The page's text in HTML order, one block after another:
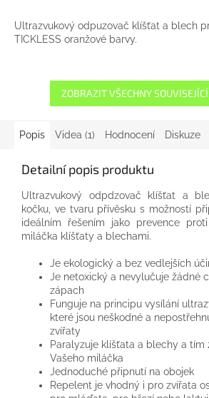
Ultrazvukový odpuzovač klíšťat a blech
TICKLESS oranžové barvy.
ZOBRAZIT VŠECHNY
Popis Videa (1) Hodnocení Diskuze
Detailní popis produktu
Ultrazvukový odpdzovač klíšťat a
kočku, ve tvaru přívěsku s možností
ideálním řešením jako prevence
miláčka klíšťaty a blechami.
Je ekologický a bez vedlejších
Je netoxický a nevylučuje žádné
zápach
Funguje na principu vysílání
které jsou neškodné a
zvířaty
Paralyzuje klíšťata a blechy a tím
Vašeho miláčka
Jednoduché připnutí na obojek
Repelent je vhodný i pro zvířata